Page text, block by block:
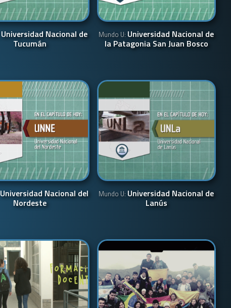
Universidad Nacional de
Tucumán
Mundo U: Universidad Nacional de
la Patagonia San Juan Bosco
Universidad Nacional del
Nordeste
Mundo U: Universidad Nacional de
Lanús